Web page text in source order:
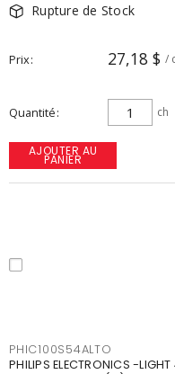
Rupture de Stock
Prix 27,18 $ /
Quantité ch
AJOUTER AU
PANIER
PHIC100S54ALTO
PHILIPS ELECTRONICS -